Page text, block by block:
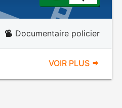
Documentaire policier
VOIR PLUS